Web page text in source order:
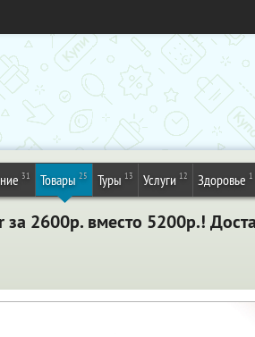
31 Товары 25 Туры 13 Услуги 12 Здоровье 1
за 2600р. вместо 5200р.!